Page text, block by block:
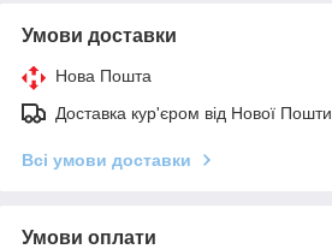
Умови доставки
Нова Пошта
Доставка кур'єром від Нової Пошти
Всі умови доставки
Умови оплати